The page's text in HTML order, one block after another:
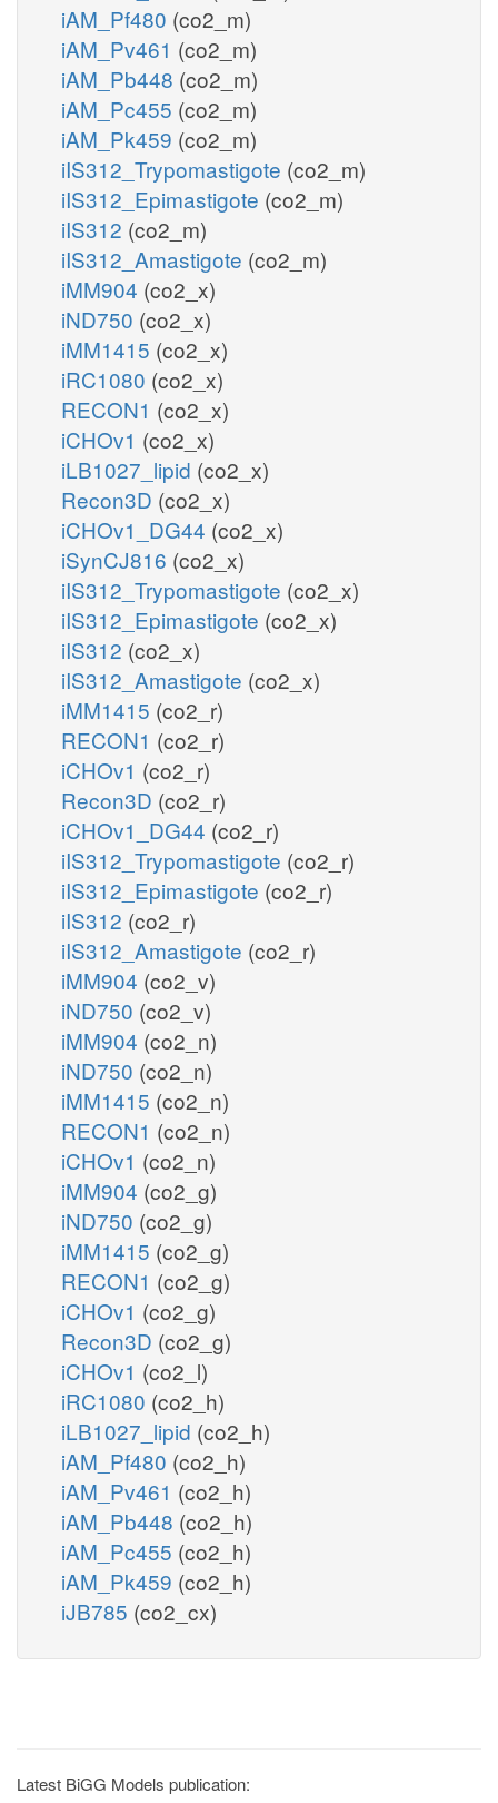
iAM_Pf480 (co2_m)
iAM_Pv461 (co2_m)
iAM_Pb448 (co2_m)
iAM_Pc455 (co2_m)
iAM_Pk459 (co2_m)
iIS312_Trypomastigote (co2_m)
iIS312_Epimastigote (co2_m)
iIS312 (co2_m)
iIS312_Amastigote (co2_m)
iMM904 (co2_x)
iND750 (co2_x)
iMM1415 (co2_x)
iRC1080 (co2_x)
RECON1 (co2_x)
iCHOv1 (co2_x)
iLB1027_lipid (co2_x)
Recon3D (co2_x)
iCHOv1_DG44 (co2_x)
iSynCJ816 (co2_x)
iIS312_Trypomastigote (co2_x)
iIS312_Epimastigote (co2_x)
iIS312 (co2_x)
iIS312_Amastigote (co2_x)
iMM1415 (co2_r)
RECON1 (co2_r)
iCHOv1 (co2_r)
Recon3D (co2_r)
iCHOv1_DG44 (co2_r)
iIS312_Trypomastigote (co2_r)
iIS312_Epimastigote (co2_r)
iIS312 (co2_r)
iIS312_Amastigote (co2_r)
iMM904 (co2_v)
iND750 (co2_v)
iMM904 (co2_n)
iND750 (co2_n)
iMM1415 (co2_n)
RECON1 (co2_n)
iCHOv1 (co2_n)
iMM904 (co2_g)
iND750 (co2_g)
iMM1415 (co2_g)
RECON1 (co2_g)
iCHOv1 (co2_g)
Recon3D (co2_g)
iCHOv1 (co2_l)
iRC1080 (co2_h)
iLB1027_lipid (co2_h)
iAM_Pf480 (co2_h)
iAM_Pv461 (co2_h)
iAM_Pb448 (co2_h)
iAM_Pc455 (co2_h)
iAM_Pk459 (co2_h)
iJB785 (co2_cx)
Latest BiGG Models publication: